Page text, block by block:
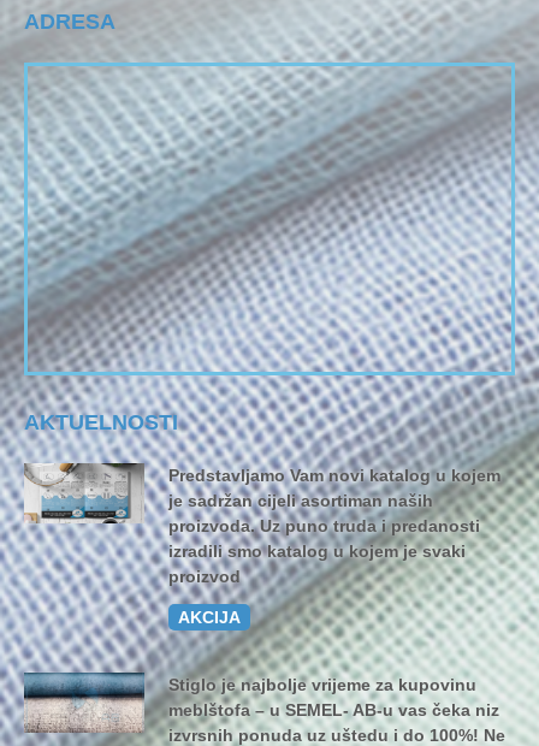
ADRESA
AKTUELNOSTI
Predstavljamo Vam novi katalog u kojem
je sadržan cijeli asortiman naših
proizvoda. Uz puno truda i predanosti
izradili smo katalog u kojem je svaki
proizvod
AKCIJA
Stiglo je najbolje vrijeme za kupovinu
meblštofa – u SEMEL- AB-u vas čeka niz
izvrsnih ponuda uz uštedu i do 100%! Ne